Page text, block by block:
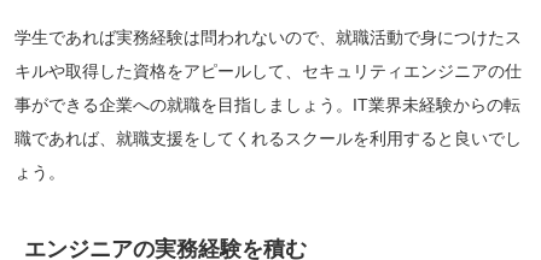
学生であれば実務経験は問われないので、就職活動で身につけたス
キルや取得した資格をアピールして、セキュリティエンジニアの仕
事ができる企業への就職を目指しましょう。IT業界未経験からの転
職であれば、就職支援をしてくれるスクールを利用すると良いでし
ょう。
エンジニアの実務経験を積む